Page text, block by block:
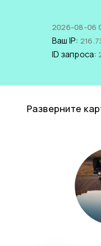
2026-08-06
Ваш IP:
ID запроса:
Разверните